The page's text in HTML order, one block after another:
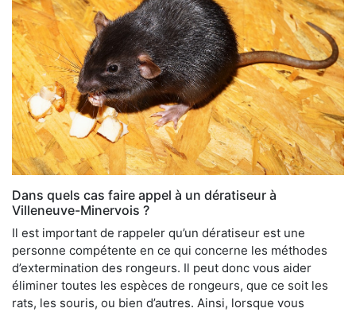
Dans quels cas faire appel à un dératiseur à
Villeneuve-Minervois ?
Il est important de rappeler qu’un dératiseur est une
personne compétente en ce qui concerne les méthodes
d’extermination des rongeurs. Il peut donc vous aider
éliminer toutes les espèces de rongeurs, que ce soit les
rats, les souris, ou bien d’autres. Ainsi, lorsque vous